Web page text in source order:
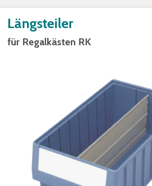
Längsteiler
für Regalkästen RK